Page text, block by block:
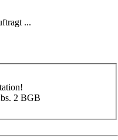
...
2 BGB